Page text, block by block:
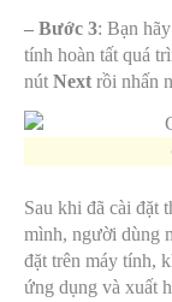
– Bước 3: Bạn
tính hoàn tất quá
nút Next rồi nhấn
Sau khi đã cài đặt
mình, người dùng
đặt trên máy tính,
ứng dụng và xuất